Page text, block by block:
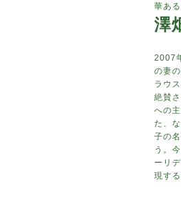
華あ
澤
2007
の妻
ラウ
絶賛
への
た、
子の
う。
ーリ
現す